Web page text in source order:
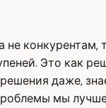
не
Это как
даже,
мы